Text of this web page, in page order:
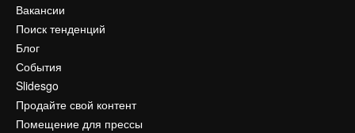
Вакансии
Поиск тенденций
Блог
События
Slidesgo
Продайте свой контент
Помещение для прессы